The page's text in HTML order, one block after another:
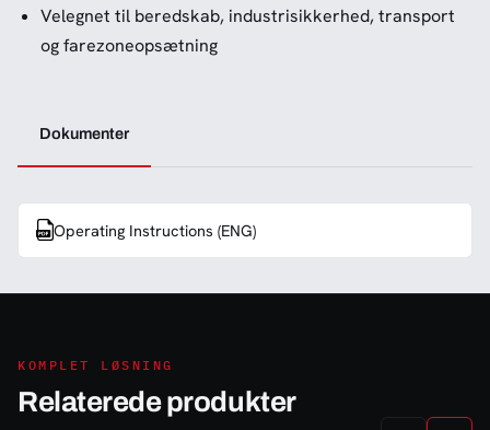
Velegnet til beredskab, industrisikkerhed, transport
og farezoneopsætning
Dokumenter
Operating Instructions (ENG)
KOMPLET LØSNING
Relaterede produkter